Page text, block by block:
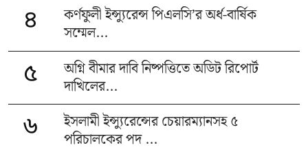
৪
কর্ণফুলী ইন্স্যুরেন্স পিএলসি’র অর্ধ-বার্ষিক
সম্মেল...
৫
অগ্নি বীমার দাবি নিষ্পত্তিতে অডিট রিপোর্ট
দাখিলের...
৬
ইসলামী ইন্স্যুরেন্সের চেয়ারম্যানসহ ৫
পরিচালকের পদ ...